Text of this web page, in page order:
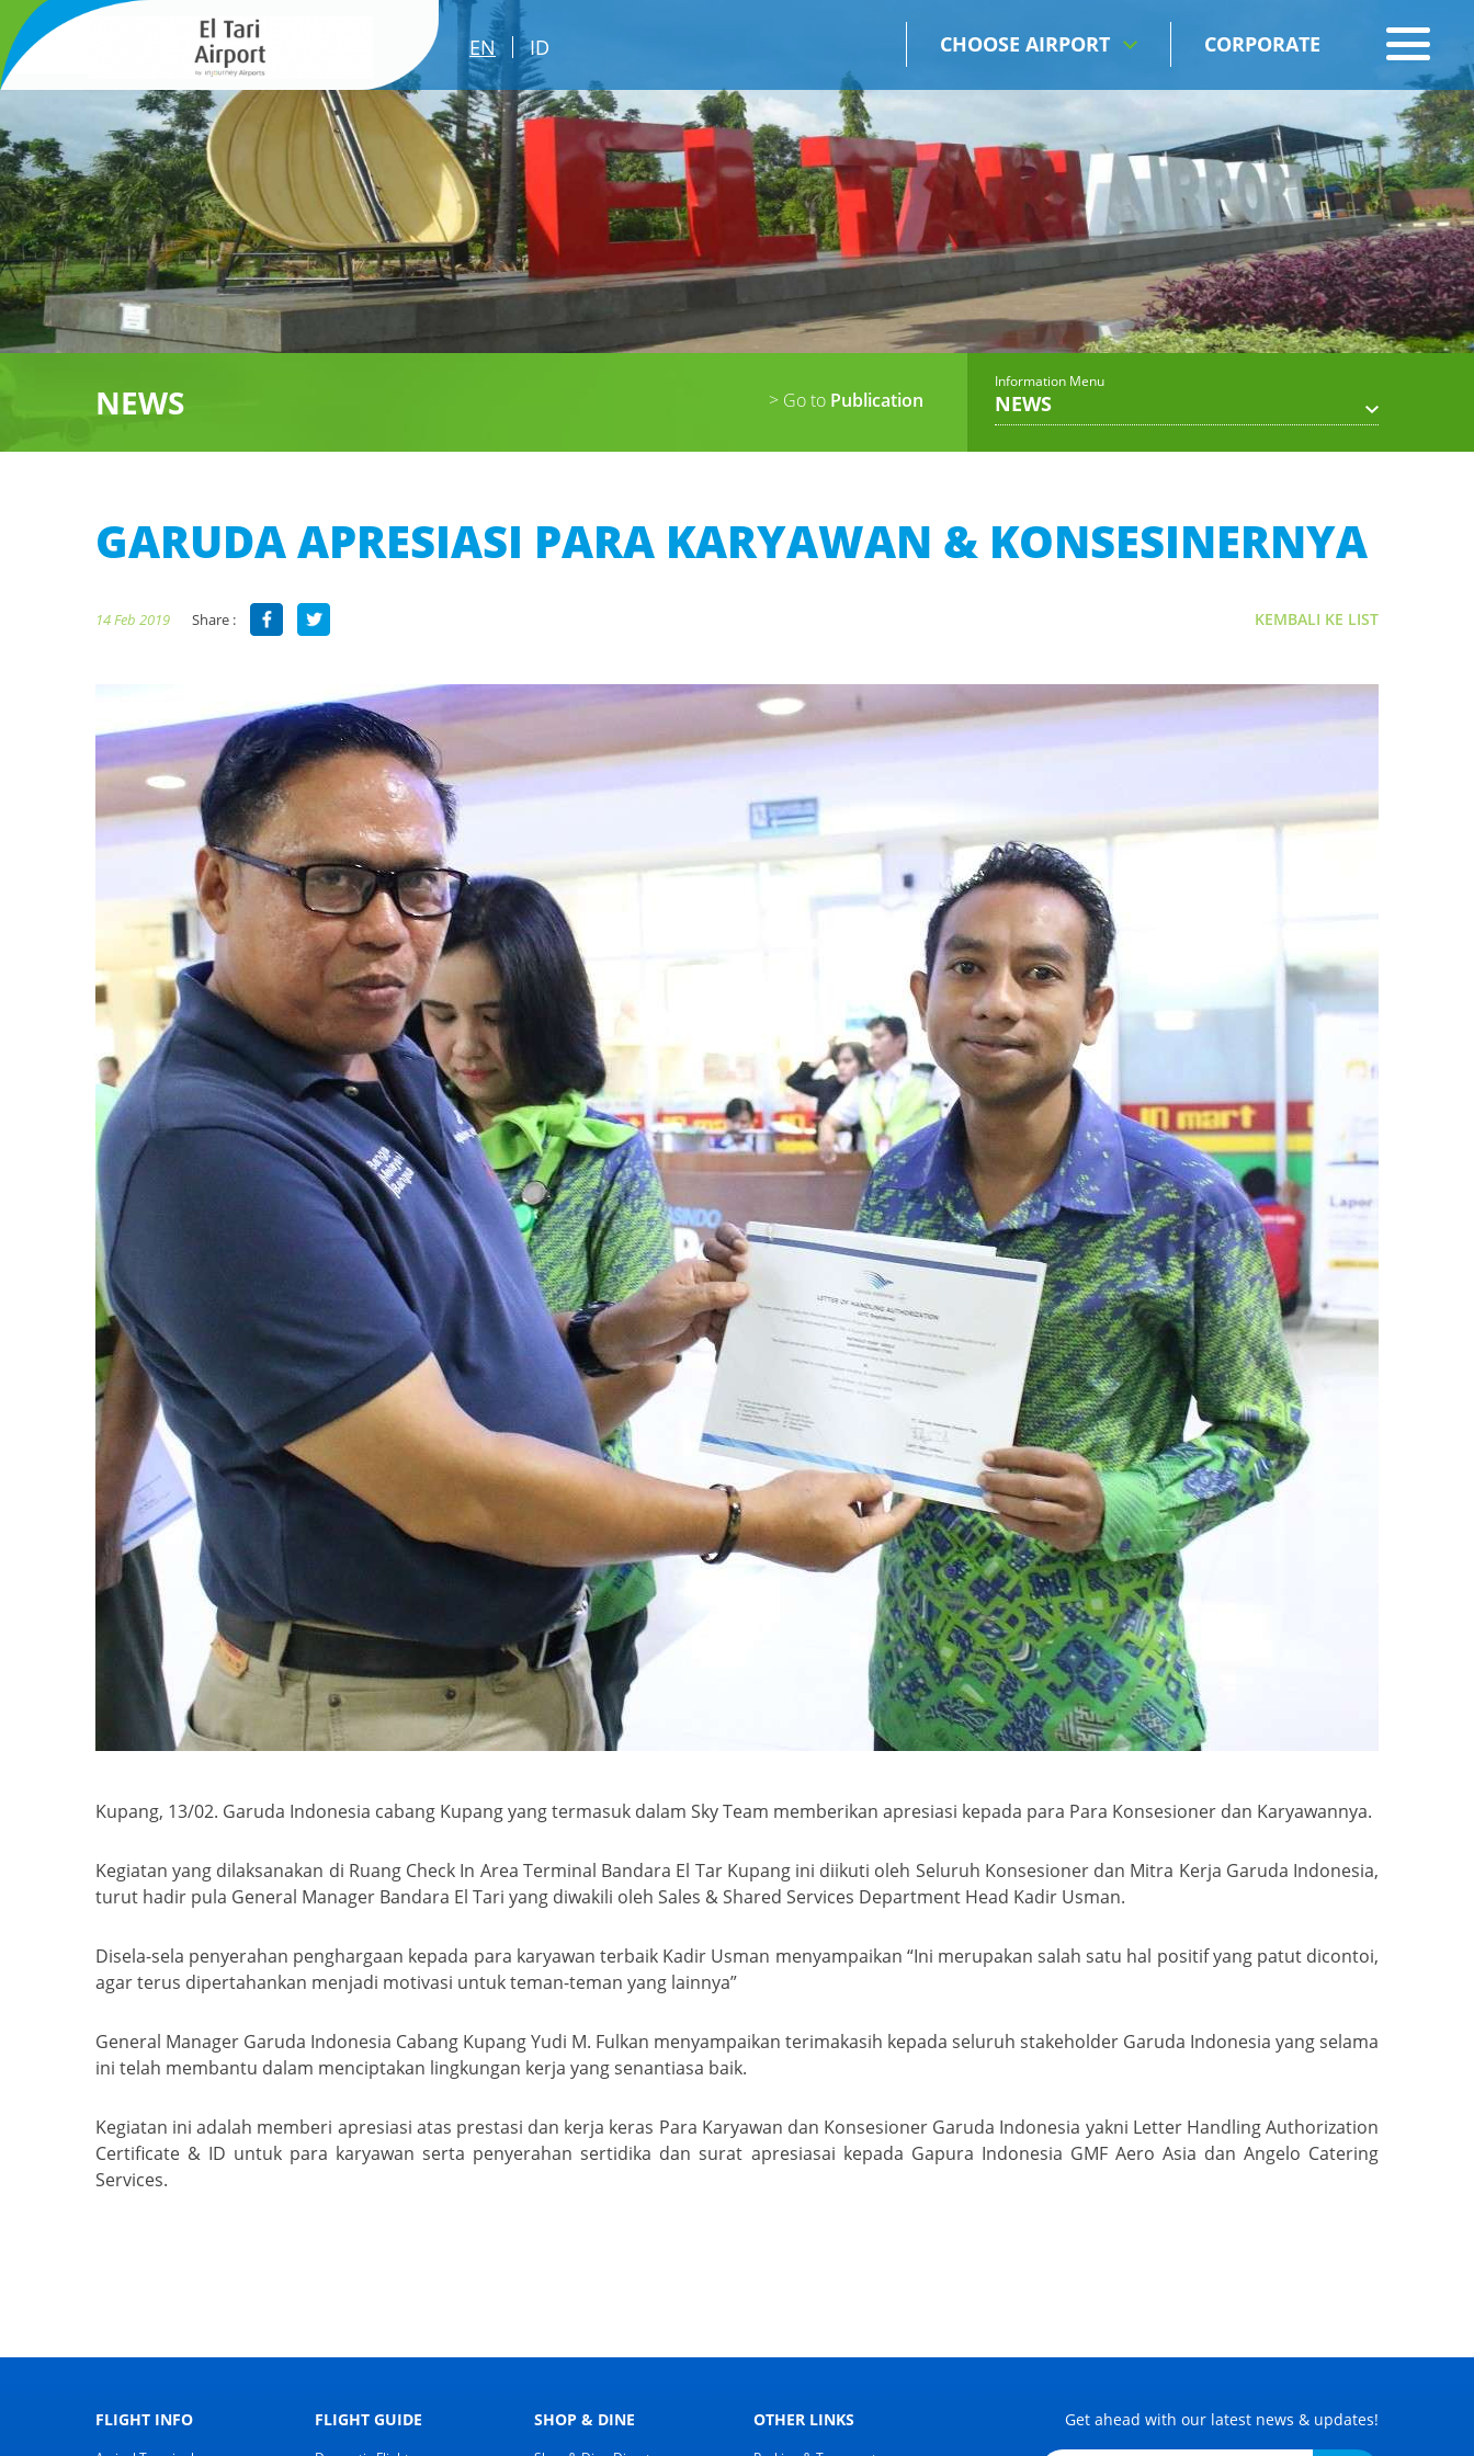
EN ID CHOOSE AIRPORT CORPORATE
NEWS > Go to Publication
Information Menu
NEWS
GARUDA APRESIASI PARA KARYAWAN & KONSESINERNYA
14 Feb 2019 Share : KEMBALI KE LIST
Kupang, 13/02. Garuda Indonesia cabang Kupang yang termasuk dalam Sky Team memberikan apresiasi kepada para Para Konsesioner dan Karyawannya.
Kegiatan yang dilaksanakan di Ruang Check In Area Terminal Bandara El Tar Kupang ini diikuti oleh Seluruh Konsesioner dan Mitra Kerja Garuda Indonesia,
turut hadir pula General Manager Bandara El Tari yang diwakili oleh Sales & Shared Services Department Head Kadir Usman.
Disela-sela penyerahan penghargaan kepada para karyawan terbaik Kadir Usman menyampaikan “Ini merupakan salah satu hal positif yang patut dicontoi,
agar terus dipertahankan menjadi motivasi untuk teman-teman yang lainnya”
General Manager Garuda Indonesia Cabang Kupang Yudi M. Fulkan menyampaikan terimakasih kepada seluruh stakeholder Garuda Indonesia yang selama
ini telah membantu dalam menciptakan lingkungan kerja yang senantiasa baik.
Kegiatan ini adalah memberi apresiasi atas prestasi dan kerja keras Para Karyawan dan Konsesioner Garuda Indonesia yakni Letter Handling Authorization
Certificate & ID untuk para karyawan serta penyerahan sertidika dan surat apresiasai kepada Gapura Indonesia GMF Aero Asia dan Angelo Catering
Services.
FLIGHT INFO FLIGHT GUIDE SHOP & DINE OTHER LINKS Get ahead with our latest news & updates!